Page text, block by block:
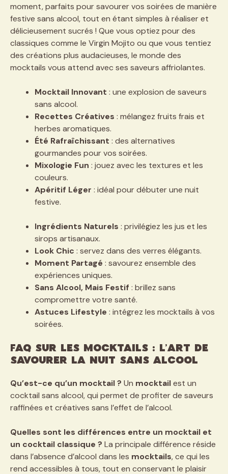
moment, parfaits pour savourer vos soirées de manière
festive sans alcool, tout en étant simples à réaliser et
délicieusement sucrés ! Que vous optiez pour des
classiques comme le Virgin Mojito ou que vous tentiez
des créations plus audacieuses, le monde des
mocktails vous attend avec ses saveurs affriolantes.
Mocktail Innovant : une explosion de saveurs
sans alcool.
Recettes Créatives : mélangez fruits frais et
herbes aromatiques.
Été Rafraîchissant : des alternatives
gourmandes pour vos soirées.
Mixologie Fun : jouez avec les textures et les
couleurs.
Apéritif Léger : idéal pour débuter une nuit
festive.
Ingrédients Naturels : privilégiez les jus et les
sirops artisanaux.
Look Chic : servez dans des verres élégants.
Moment Partagé : savourez ensemble des
expériences uniques.
Sans Alcool, Mais Festif : brillez sans
compromettre votre santé.
Astuces Lifestyle : intégrez les mocktails à vos
soirées.
FAQ sur les Mocktails : L’art de
savourer la nuit sans alcool
Qu’est-ce qu’un mocktail ? Un mocktailest un
cocktail sans alcool, qui permet de profiter de saveurs
raffinées et créatives sans l’effet de l’alcool.
Quelles sont les différences entre un mocktail et
un cocktail classique ? La principale différence réside
dans l’absence d’alcool dans les mocktails, ce qui les
rend accessibles à tous, tout en conservant le plaisir